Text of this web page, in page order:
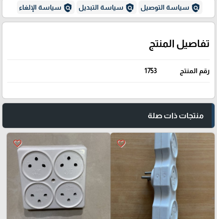
policy سياسة التوصيل policy سياسة التبديل policy سياسة الإلغاء
تفاصيل المنتج
رقم المنتج 1753
منتجات ذات صلة
favorite_border
favorite_border